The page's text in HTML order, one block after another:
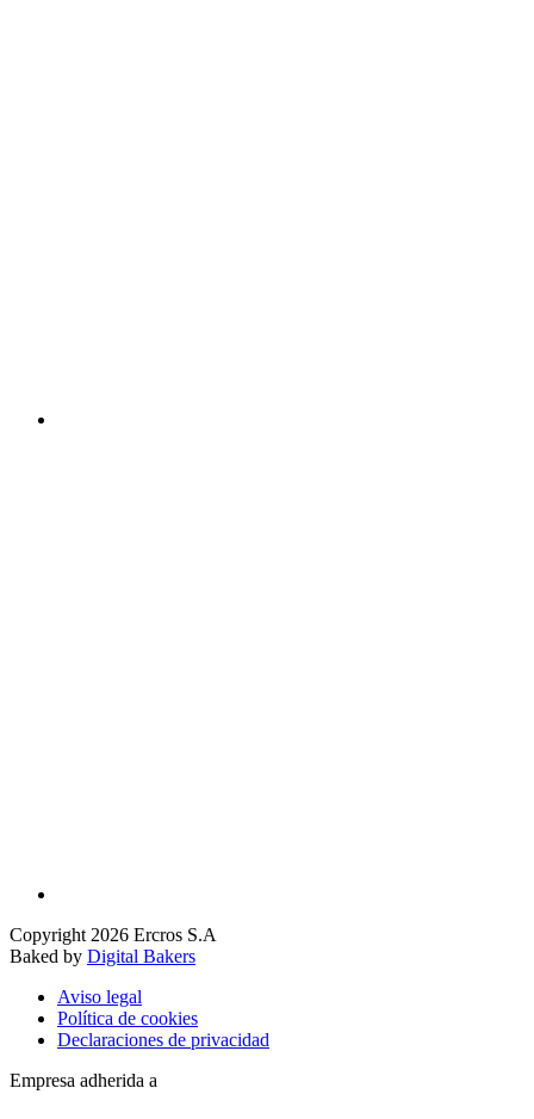
Copyright 2026 Ercros S.A
Baked by Digital Bakers
Aviso legal
Política de cookies
Declaraciones de privacidad
Empresa adherida a